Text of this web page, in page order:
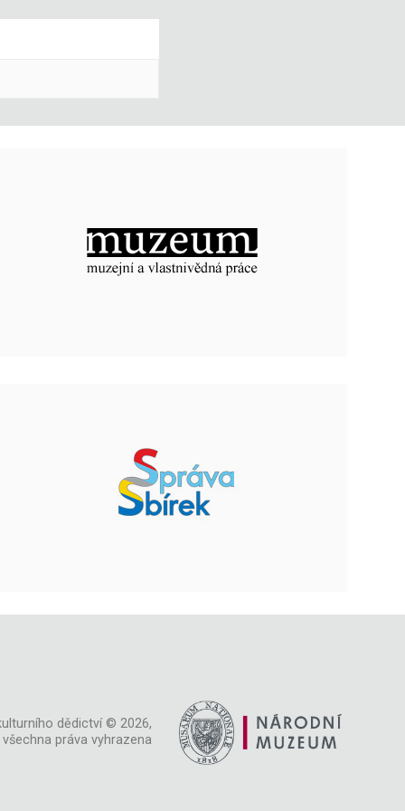
dědictví © 2026,
všechna práva vyhrazena